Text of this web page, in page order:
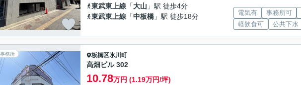
東武東上線 「大山 」駅 徒歩4分
東武東上線 「中板橋 」駅 徒歩18分 電気有 事務所可
軽飲食可
公共下水
事務所 板橋区氷川町
高畑ビル 302
10.78万円 (1.19万円/坪)